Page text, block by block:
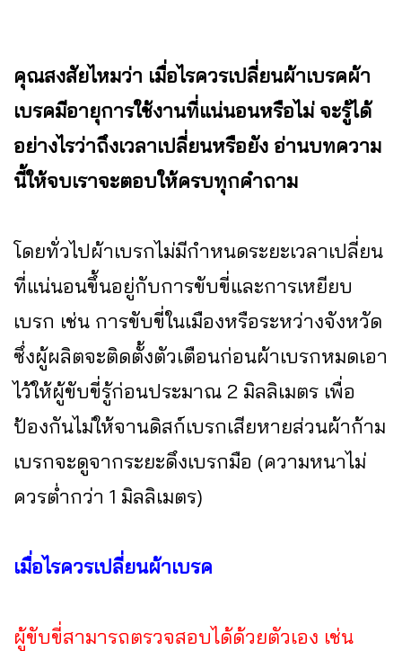
คุณสงสัยไหมว่า เมื่อไรควรเปลี่ยนผ้าเบรคผ้า
เบรคมีอายุการใช้งานที่แน่นอนหรือไม่ จะรู้ได้
อย่างไรว่าถึงเวลาเปลี่ยนหรือยัง อ่านบทความ
นี้ให้จบเราจะตอบให้ครบทุกคำถาม
โดยทั่วไปผ้าเบรกไม่มีกำหนดระยะเวลาเปลี่ยน
ที่แน่นอนขึ้นอยู่กับการขับขี่และการเหยียบ
เบรก เช่น การขับขี่ในเมืองหรือระหว่างจังหวัด
ซึ่งผู้ผลิตจะติดตั้งตัวเตือนก่อนผ้าเบรกหมดเอา
ไว้ให้ผู้ขับขี่รู้ก่อนประมาณ 2 มิลลิเมตร เพื่อ
ป้องกันไม่ให้จานดิสก์เบรกเสียหายส่วนผ้าก้าม
เบรกจะดูจากระยะดึงเบรกมือ (ความหนาไม่
ควรต่ำกว่า 1 มิลลิเมตร)
เมื่อไรควรเปลี่ยนผ้าเบรค
ผู้ขับขี่สามารถตรวจสอบได้ด้วยตัวเอง เช่น